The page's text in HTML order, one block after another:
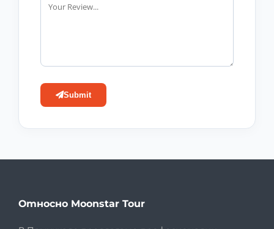
Submit
Относно Moonstar Tour